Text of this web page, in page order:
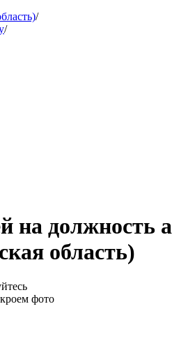
/
/
на должность
область)
фото